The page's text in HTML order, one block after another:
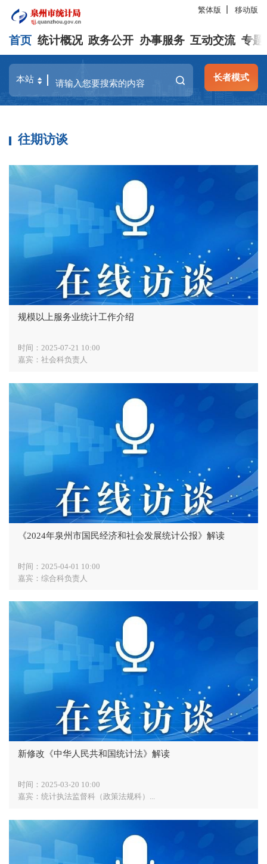
繁体版 移动版
首页 统计概况 政务公开 办事服务 互动交流 专题
长者模式
往期访谈
规模以上服务业统计工作介绍
时间：2025-07-21 10:00
嘉宾：社会科负责人
《2024年泉州市国民经济和社会发展统计公报》解读
时间：2025-04-01 10:00
嘉宾：综合科负责人
新修改《中华人民共和国统计法》解读
时间：2025-03-20 10:00
嘉宾：统计执法监督科（政策法规科）...